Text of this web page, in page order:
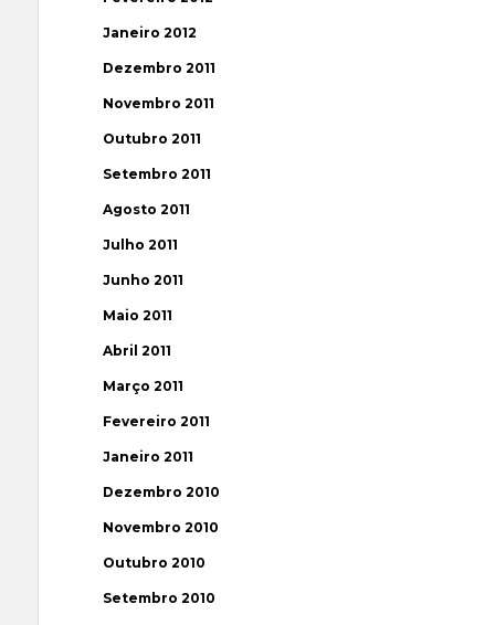
Janeiro 2012
Dezembro 2011
Novembro 2011
Outubro 2011
Setembro 2011
Agosto 2011
Julho 2011
Junho 2011
Maio 2011
Abril 2011
Março 2011
Fevereiro 2011
Janeiro 2011
Dezembro 2010
Novembro 2010
Outubro 2010
Setembro 2010